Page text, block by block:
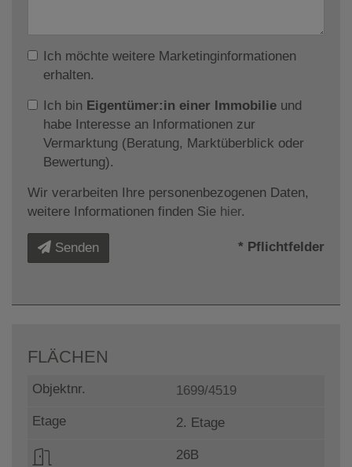
Ich möchte weitere Marketinginformationen
erhalten.
Ich bin Eigentümer:in einer Immobilie und
habe Interesse an Informationen zur
Vermarktung (Beratung, Marktüberblick oder
Bewertung).
Wir verarbeiten Ihre personenbezogenen Daten,
weitere Informationen finden Sie hier.
Senden * Pflichtfelder
FLÄCHEN
1699/4519
2. Etage
26B